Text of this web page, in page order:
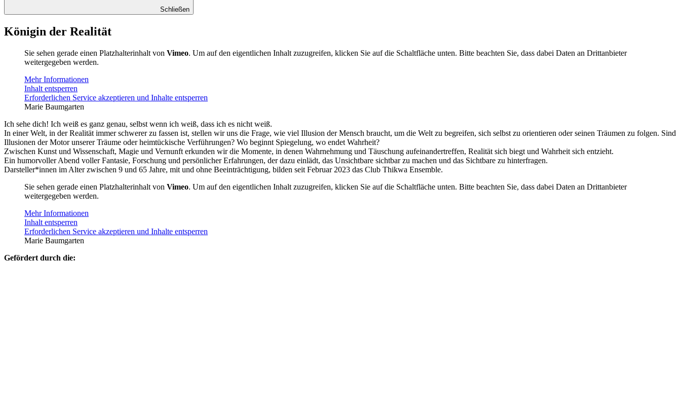
Schließen
Königin der Realität
Sie sehen gerade einen Platzhalterinhalt von Vimeo. Um auf den eigentlichen Inhalt zuzugreifen, klicken Sie auf die Schaltfläche unten. Bitte beachten Sie, dass dabei Daten an Drittanbieter
weitergegeben werden.
Mehr Informationen
Inhalt entsperren
Erforderlichen Service akzeptieren und Inhalte entsperren
Marie Baumgarten
Ich sehe dich! Ich weiß es ganz genau, selbst wenn ich weiß, dass ich es nicht weiß.
In einer Welt, in der Realität immer schwerer zu fassen ist, stellen wir uns die Frage, wie viel Illusion der Mensch braucht, um die Welt zu begreifen, sich selbst zu orientieren oder seinen Träumen zu folgen. Sind
Illusionen der Motor unserer Träume oder heimtückische Verführungen? Wo beginnt Spiegelung, wo endet Wahrheit?
Zwischen Kunst und Wissenschaft, Magie und Vernunft erkunden wir die Momente, in denen Wahrnehmung und Täuschung aufeinandertreffen, Realität sich biegt und Wahrheit sich entzieht.
Ein humorvoller Abend voller Fantasie, Forschung und persönlicher Erfahrungen, der dazu einlädt, das Unsichtbare sichtbar zu machen und das Sichtbare zu hinterfragen.
Darsteller*innen im Alter zwischen 9 und 65 Jahre, mit und ohne Beeinträchtigung, bilden seit Februar 2023 das Club Thikwa Ensemble.
Sie sehen gerade einen Platzhalterinhalt von Vimeo. Um auf den eigentlichen Inhalt zuzugreifen, klicken Sie auf die Schaltfläche unten. Bitte beachten Sie, dass dabei Daten an Drittanbieter
weitergegeben werden.
Mehr Informationen
Inhalt entsperren
Erforderlichen Service akzeptieren und Inhalte entsperren
Marie Baumgarten
Gefördert durch die: